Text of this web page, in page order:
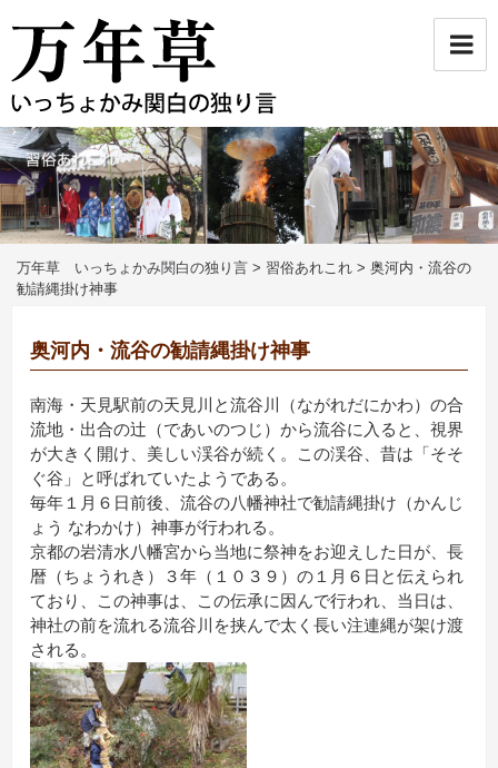
ン
ン
ツ
へ
ス
キ
ッ
プ
万年草 いっちょかみ関白の独り言 > 習俗あれこれ > 奥河内・流谷の
勧請縄掛け神事
奥河内・流谷の勧請縄掛け神事
南海・天見駅前の天見川と流谷川（ながれだにかわ）の合
流地・出合の辻（であいのつじ）から流谷に入ると、視界
が大きく開け、美しい渓谷が続く。この渓谷、昔は「そそ
ぐ谷」と呼ばれていたようである。
毎年１月６日前後、流谷の八幡神社で勧請縄掛け（かんじ
ょう なわかけ）神事が行われる。
京都の岩清水八幡宮から当地に祭神をお迎えした日が、長
暦（ちょうれき）３年（１０３９）の１月６日と伝えられ
ており、この神事は、この伝承に因んで行われ、当日は、
神社の前を流れる流谷川を挟んで太く長い注連縄が架け渡
される。